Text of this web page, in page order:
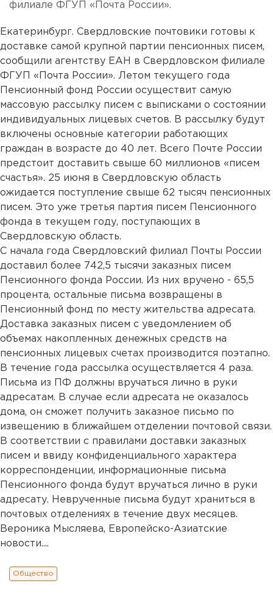
филиале ФГУП «Почта России».
Екатеринбург. Свердловские почтовики готовы к
доставке самой крупной партии пенсионных писем,
сообщили агентству ЕАН в Свердловском филиале
ФГУП «Почта России». Летом текущего года
Пенсионный фонд России осуществит самую
массовую рассылку писем с выписками о состоянии
индивидуальных лицевых счетов. В рассылку будут
включены основные категории работающих
граждан в возрасте до 40 лет. Всего Почте России
предстоит доставить свыше 60 миллионов «писем
счастья». 25 июня в Свердловскую область
ожидается поступление свыше 62 тысяч пенсионных
писем. Это уже третья партия писем Пенсионного
фонда в текущем году, поступающих в
Свердловскую область.
С начала года Свердловский филиал Почты России
доставил более 742,5 тысячи заказных писем
Пенсионного фонда России. Из них вручено - 65,5
процента, остальные письма возвращены в
Пенсионный фонд по месту жительства адресата.
Доставка заказных писем с уведомлением об
объемах накопленных денежных средств на
пенсионных лицевых счетах производится поэтапно.
В течение года рассылка осуществляется 4 раза.
Письма из ПФ должны вручаться лично в руки
адресатам. В случае если адресата не оказалось
дома, он сможет получить заказное письмо по
извещению в ближайшем отделении почтовой связи.
В соответствии с правилами доставки заказных
писем и ввиду конфиденциального характера
корреспонденции, информационные письма
Пенсионного фонда будут вручаться лично в руки
адресату. Неврученные письма будут храниться в
почтовых отделениях в течение двух месяцев.
Вероника Мысляева, Европейско-Азиатские
новости....
Общество